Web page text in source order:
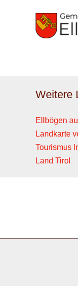
Weitere
Ellbögen
Landkarte
Tourismus
Land Tirol